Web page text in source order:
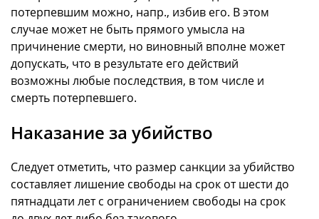
потерпевшим можно, напр., избив его. В этом
случае может не быть прямого умысла на
причинение смерти, но виновный вполне может
допускать, что в результате его действий
возможны любые последствия, в том числе и
смерть потерпевшего.
Наказание за убийство
Следует отметить, что размер санкции за убийство
составляет лишение свободы на срок от шести до
пятнадцати лет с ограничением свободы на срок